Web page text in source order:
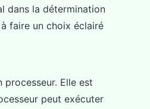
dans la détermination
faire un choix éclairé
Elle est
peut exécuter